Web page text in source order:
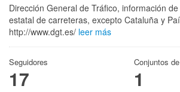
Dirección General de Tráfico, información
estatal de carreteras, excepto Cataluña y
http://www.dgt.es/ leer más
Seguidores
17
Conjuntos
1